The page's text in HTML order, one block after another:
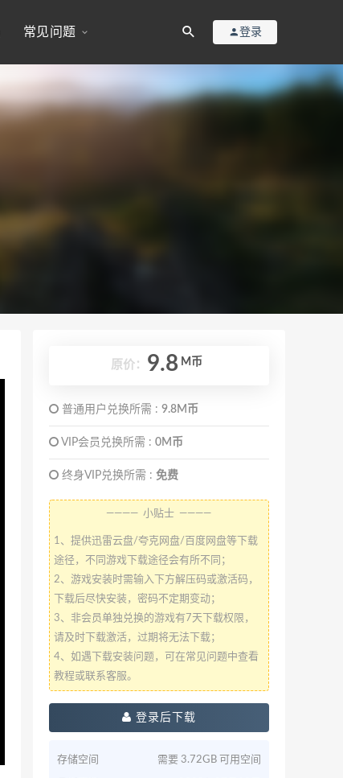
常见问题 登录
原价： 9.8 M币
普通用户兑换所需 : 9.8M币
VIP会员兑换所需 : 0M币
终身VIP兑换所需 : 免费
———— 小贴士 ————
1、提供迅雷云盘/夸克网盘/百度网盘等下载
途径，不同游戏下载途径会有所不同；
2、游戏安装时需输入下方解压码或激活码，
下载后尽快安装，密码不定期变动；
3、非会员单独兑换的游戏有7天下载权限，
请及时下载激活，过期将无法下载；
4、如遇下载安装问题，可在常见问题中查看
教程或联系客服。
登录后下载
存储空间 需要 3.72GB 可用空间